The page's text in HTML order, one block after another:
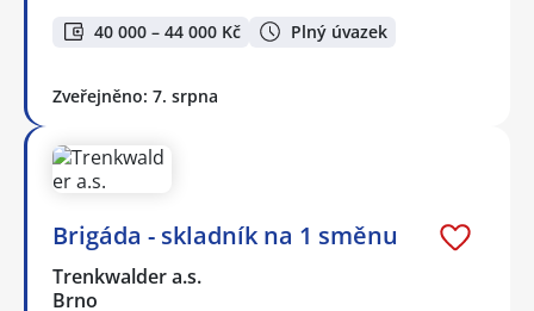
40 000 – 44 000 Kč Plný úvazek
Zveřejněno: 7. srpna
Brigáda - skladník na 1 směnu
Trenkwalder a.s.
Brno